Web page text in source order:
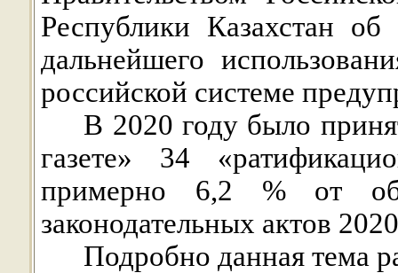
Республики Казахстан
дальнейшего
российской системе
В 2020 году было
газете» 34
примерно 6,2 % от
законодательных актов
Подробно данная тема